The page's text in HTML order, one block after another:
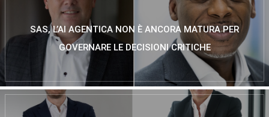
SAS, L’AI AGENTICA NON È ANCORA MATURA PER
GOVERNARE LE DECISIONI CRITICHE